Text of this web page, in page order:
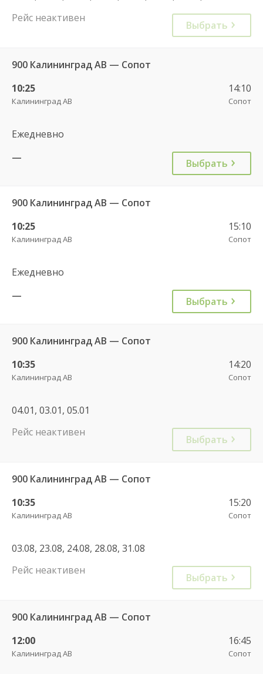
Рейс неактивен
Выбрать
900 Калининград АВ — Сопот
10:25
Калининград АВ
14:10
Сопот
Ежедневно
—
Выбрать
900 Калининград АВ — Сопот
10:25
Калининград АВ
15:10
Сопот
Ежедневно
—
Выбрать
900 Калининград АВ — Сопот
10:35
Калининград АВ
14:20
Сопот
04.01, 03.01, 05.01
Рейс неактивен
Выбрать
900 Калининград АВ — Сопот
10:35
Калининград АВ
15:20
Сопот
03.08, 23.08, 24.08, 28.08, 31.08
Рейс неактивен
Выбрать
900 Калининград АВ — Сопот
12:00
Калининград АВ
16:45
Сопот